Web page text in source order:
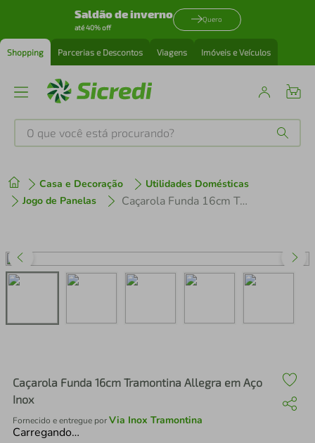
Saldão de inverno
até 40% off
Quero
Shopping Parcerias e Descontos Viagens Imóveis e Veículos
O que você está procurando?
Casa e Decoração
Utilidades Domésticas
Jogo de Panelas
Caçarola Funda 16cm Tramontina Allegra em Aço Inox
Caçarola Funda 16cm Tramontina Allegra em Aço
Inox
Fornecido e entregue porVia Inox Tramontina
Carregando…
1º tenis
3º perfume